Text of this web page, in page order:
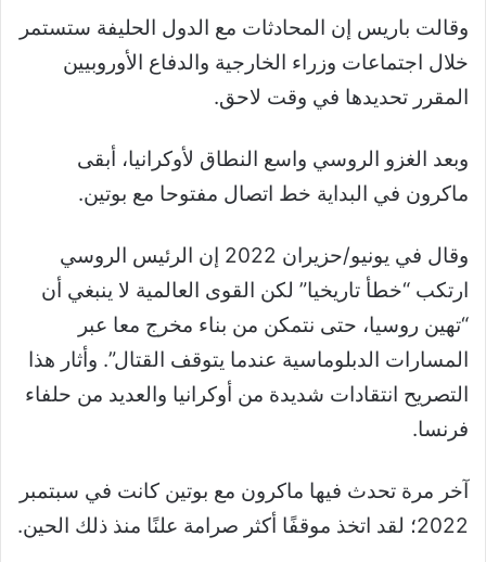
وقالت باريس إن المحادثات مع الدول الحليفة ستستمر
خلال اجتماعات وزراء الخارجية والدفاع الأوروبيين
المقرر تحديدها في وقت لاحق.
وبعد الغزو الروسي واسع النطاق لأوكرانيا، أبقى
ماكرون في البداية خط اتصال مفتوحا مع بوتين.
وقال في يونيو/حزيران 2022 إن الرئيس الروسي
ارتكب “خطأ تاريخيا” لكن القوى العالمية لا ينبغي أن
“تهين روسيا، حتى نتمكن من بناء مخرج معا عبر
المسارات الدبلوماسية عندما يتوقف القتال”. وأثار هذا
التصريح انتقادات شديدة من أوكرانيا والعديد من حلفاء
فرنسا.
آخر مرة تحدث فيها ماكرون مع بوتين كانت في سبتمبر
2022؛ لقد اتخذ موقفًا أكثر صرامة علنًا منذ ذلك الحين.